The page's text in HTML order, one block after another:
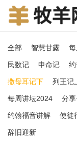
全部 智慧甘露
民数记 申命记
撒母耳记下 列王记
每周讲坛2024 分
约翰福音讲解 使徒
辞旧迎新